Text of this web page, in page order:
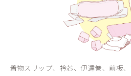
着物スリップ、衿芯、伊達巻、前板